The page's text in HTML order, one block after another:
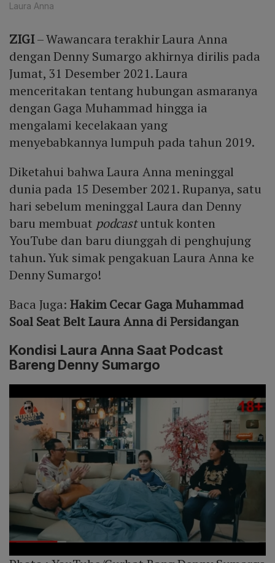
Laura Anna
ZIGI– Wawancara terakhir Laura Anna
dengan Denny Sumargo akhirnya dirilis pada
Jumat, 31 Desember 2021. Laura
menceritakan tentang hubungan asmaranya
dengan Gaga Muhammad hingga ia
mengalami kecelakaan yang
menyebabkannya lumpuh pada tahun 2019.
Diketahui bahwa Laura Anna meninggal
dunia pada 15 Desember 2021. Rupanya, satu
hari sebelum meninggal Laura dan Denny
baru membuat podcastuntuk konten
YouTube dan baru diunggah di penghujung
tahun. Yuk simak pengakuan Laura Anna ke
Denny Sumargo!
Baca Juga: Hakim Cecar Gaga Muhammad
Soal Seat Belt Laura Anna di Persidangan
Kondisi Laura Anna Saat Podcast
Bareng Denny Sumargo